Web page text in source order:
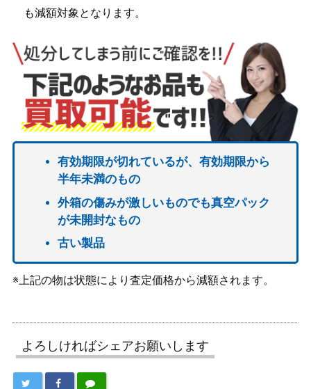
も減額対象となります。
有効期限が切れているが、有効期限から
半年未満のもの
外箱の傷みが激しいものでも真空パック
が未開封なもの
古い製品
※上記の物は状態により査定価格から減額されます。
よろしければシェアお願いします